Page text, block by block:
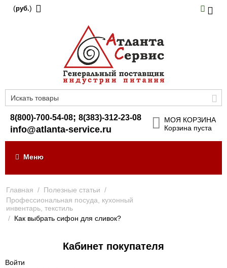
(руб.)
8(800)-700-54-08; 8(383)-312-23-08
info@atlanta-service.ru
МОЯ КОРЗИНА
Корзина пуста
Меню
Главная / Полезные статьи /
Профессиональная посуда, кухонный
инвентарь, текстиль
/ Как выбрать сифон для сливок?
Кабинет покупателя
Войти